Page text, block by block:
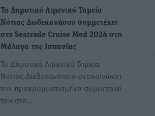
Το Δημοτικό Λιμενικό Ταμείο
Νότιας Δωδεκανήσου συμμετέχει
στο Seatrade Cruise Med 2024 στη
Μάλαγα της Ισπανίας
Το Δημοτικό Λιμενικό Ταμείο
Νότιας Δωδεκανήσου ανακοινώνει
την προγραμματισμένη συμμετοχή
του στη…